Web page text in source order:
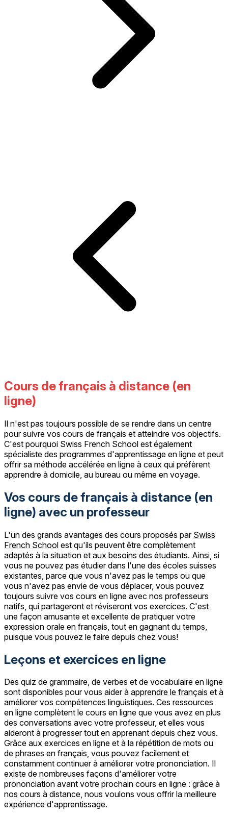
Cours de français à distance (en
ligne)
Il n'est pas toujours possible de se rendre dans un centre
pour suivre vos cours de français et atteindre vos objectifs.
C'est pourquoi Swiss French School est également
spécialiste des programmes d'apprentissage en ligne et peut
offrir sa méthode accélérée en ligne à ceux qui préfèrent
apprendre à domicile, au bureau ou même en voyage.
Vos cours de français à distance (en
ligne) avec un professeur
L'un des grands avantages des cours proposés par Swiss
French School est qu'ils peuvent être complètement
adaptés à la situation et aux besoins des étudiants. Ainsi, si
vous ne pouvez pas étudier dans l'une des écoles suisses
existantes, parce que vous n'avez pas le temps ou que
vous n'avez pas envie de vous déplacer, vous pouvez
toujours suivre vos cours en ligne avec nos professeurs
natifs, qui partageront et réviseront vos exercices. C'est
une façon amusante et excellente de pratiquer votre
expression orale en français, tout en gagnant du temps,
puisque vous pouvez le faire depuis chez vous!
Leçons et exercices en ligne
Des quiz de grammaire, de verbes et de vocabulaire en ligne
sont disponibles pour vous aider à apprendre le français et à
améliorer vos compétences linguistiques. Ces ressources
en ligne complètent le cours en ligne que vous avez en plus
des conversations avec votre professeur, et elles vous
aideront à progresser tout en apprenant depuis chez vous.
Grâce aux exercices en ligne et à la répétition de mots ou
de phrases en français, vous pouvez facilement et
constamment continuer à améliorer votre prononciation. Il
existe de nombreuses façons d'améliorer votre
prononciation avant votre prochain cours en ligne : grâce à
nos cours à distance, nous voulons vous offrir la meilleure
expérience d'apprentissage.